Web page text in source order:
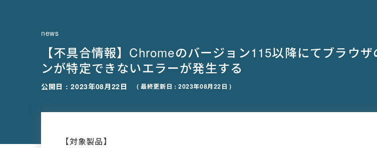
news
【不具合情報】Chromeのバージョン115以降にてブラウザ
ンが特定できないエラーが発生する
公開日 : 2023年08月22日 ( 最終更新日 : 2023年08月22日 )
【対象製品】